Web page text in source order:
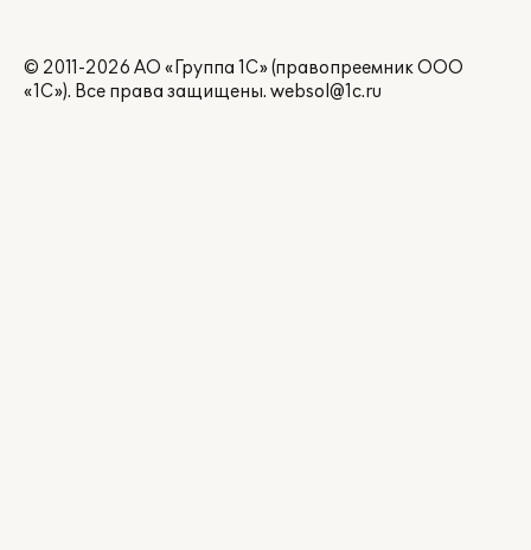
© 2011-2026 АО «Группа 1С» (правопреемник ООО
«1С»). Все права защищены. websol@1c.ru